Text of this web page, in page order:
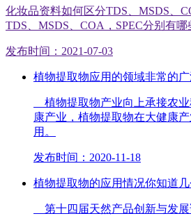
化妆品资料如何区分TDS、MSDS、
TDS、MSDS、COA，SPEC分别有哪
发布时间：2021-07-03
植物提取物应用的领域非常的广
植物提取物产业向上承接农
康产业，植物提取物在大健康
用。
发布时间：2020-11-18
植物提取物的应用情况你知道几
第十四届天然产品创新与发